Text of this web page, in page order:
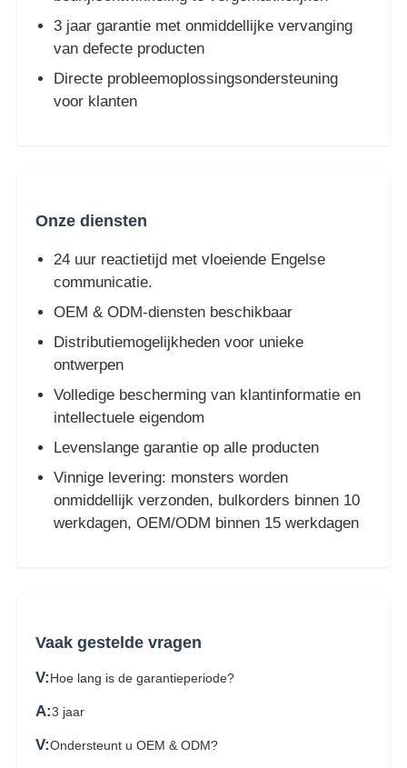
3 jaar garantie met onmiddellijke vervanging
van defecte producten
Directe probleemoplossingsondersteuning
voor klanten
Onze diensten
24 uur reactietijd met vloeiende Engelse
communicatie.
OEM & ODM-diensten beschikbaar
Distributiemogelijkheden voor unieke
ontwerpen
Volledige bescherming van klantinformatie en
intellectuele eigendom
Levenslange garantie op alle producten
Vinnige levering: monsters worden
onmiddellijk verzonden, bulkorders binnen 10
werkdagen, OEM/ODM binnen 15 werkdagen
Vaak gestelde vragen
V:Hoe lang is de garantieperiode?
A:3 jaar
V:Ondersteunt u OEM & ODM?